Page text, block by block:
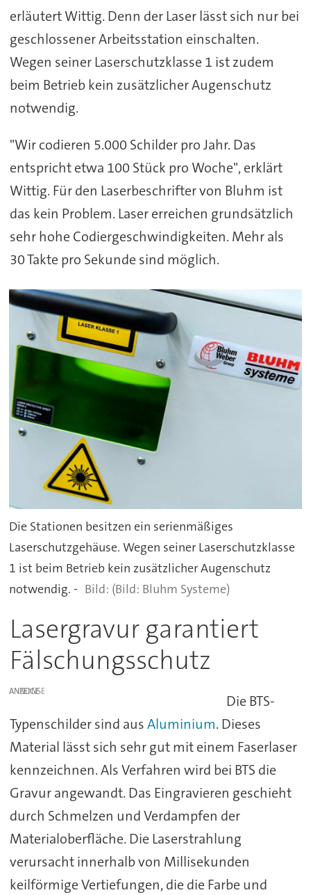
erläutert Wittig. Denn der Laser lässt sich nur bei
geschlossener Arbeitsstation einschalten.
Wegen seiner Laserschutzklasse 1 ist zudem
beim Betrieb kein zusätzlicher Augenschutz
notwendig.
"Wir codieren 5.000 Schilder pro Jahr. Das
entspricht etwa 100 Stück pro Woche", erklärt
Wittig. Für den Laserbeschrifter von Bluhm ist
das kein Problem. Laser erreichen grundsätzlich
sehr hohe Codiergeschwindigkeiten. Mehr als
30 Takte pro Sekunde sind möglich.
Die Stationen besitzen ein serienmäßiges
Laserschutzgehäuse. Wegen seiner Laserschutzklasse
1 ist beim Betrieb kein zusätzlicher Augenschutz
notwendig. -
(Bild: Bluhm Systeme)
Lasergravur garantiert
Fälschungsschutz
ANZEIGE
Die BTS-
Typenschilder sind ausAluminium. Dieses
Material lässt sich sehr gut mit einem Faserlaser
kennzeichnen. Als Verfahren wird bei BTS die
Gravur angewandt. Das Eingravieren geschieht
durch Schmelzen und Verdampfen der
Materialoberfläche. Die Laserstrahlung
verursacht innerhalb von Millisekunden
keilförmige Vertiefungen, die die Farbe und